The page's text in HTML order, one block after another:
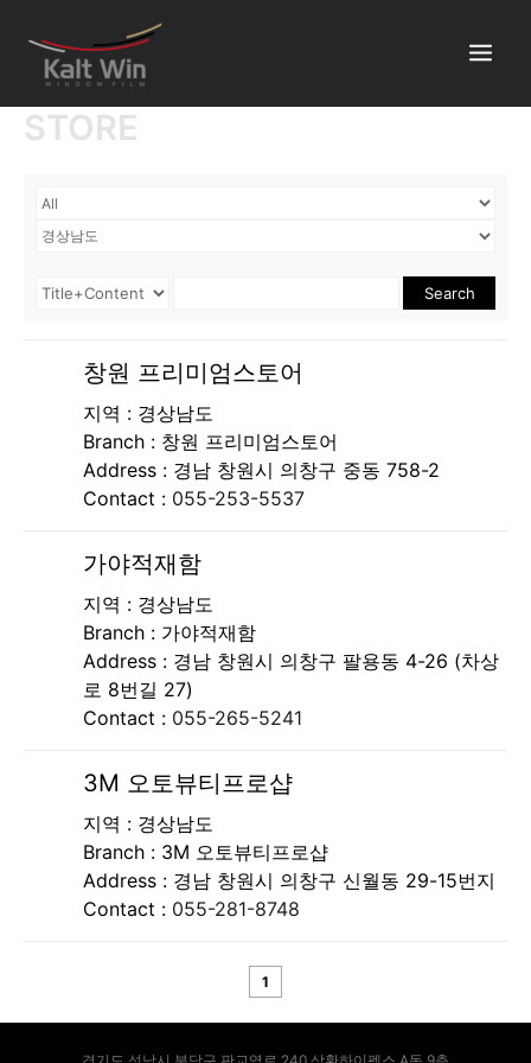
STORE
Search
창원 프리미엄스토어
지역 : 경상남도
Branch : 창원 프리미엄스토어
Address : 경남 창원시 의창구 중동 758-2
Contact : 055-253-5537
가야적재함
지역 : 경상남도
Branch : 가야적재함
Address : 경남 창원시 의창구 팔용동 4-26 (차상
로 8번길 27)
Contact : 055-265-5241
3M 오토뷰티프로샵
지역 : 경상남도
Branch : 3M 오토뷰티프로샵
Address : 경남 창원시 의창구 신월동 29-15번지
Contact : 055-281-8748
1